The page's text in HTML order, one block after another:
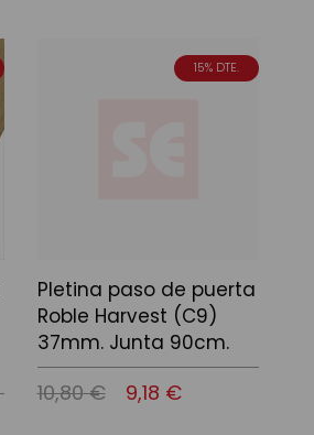
15% DTE.
Pletina paso de puerta
Roble Harvest (C9)
37mm. Junta 90cm.
10,80 € 9,18 €